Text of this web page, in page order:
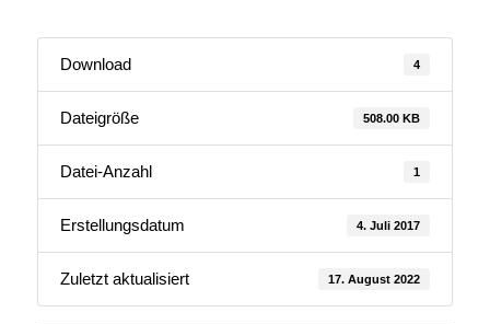
Download 4
Dateigröße 508.00 KB
Datei-Anzahl 1
Erstellungsdatum 4. Juli 2017
Zuletzt aktualisiert 17. August 2022